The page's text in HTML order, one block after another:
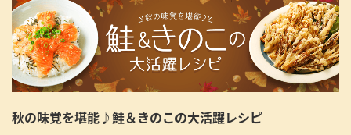
秋の味覚を堪能♪鮭＆きのこの大活躍レシピ